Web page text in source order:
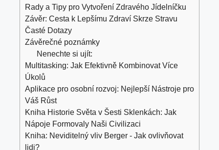
Rady a Tipy pro Vytvoření Zdravého Jídelníčku
Závěr: Cesta k Lepšímu Zdraví Skrze Stravu
Časté Dotazy
Závěrečné poznámky
Nenechte si ujít:
Multitasking: Jak Efektivně Kombinovat Více
Úkolů
Aplikace pro osobní rozvoj: Nejlepší Nástroje pro
Váš Růst
Kniha Historie Světa v Šesti Sklenkách: Jak
Nápoje Formovaly Naši Civilizaci
Kniha: Neviditelný vliv Berger - Jak ovlivňovat
lidi?